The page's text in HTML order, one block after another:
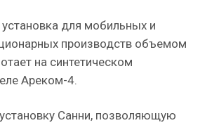
для мобильных и
производств объемом
на синтетическом
Ареком-4.
Санни, позволяющую